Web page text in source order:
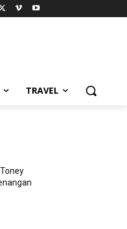
TRAVEL